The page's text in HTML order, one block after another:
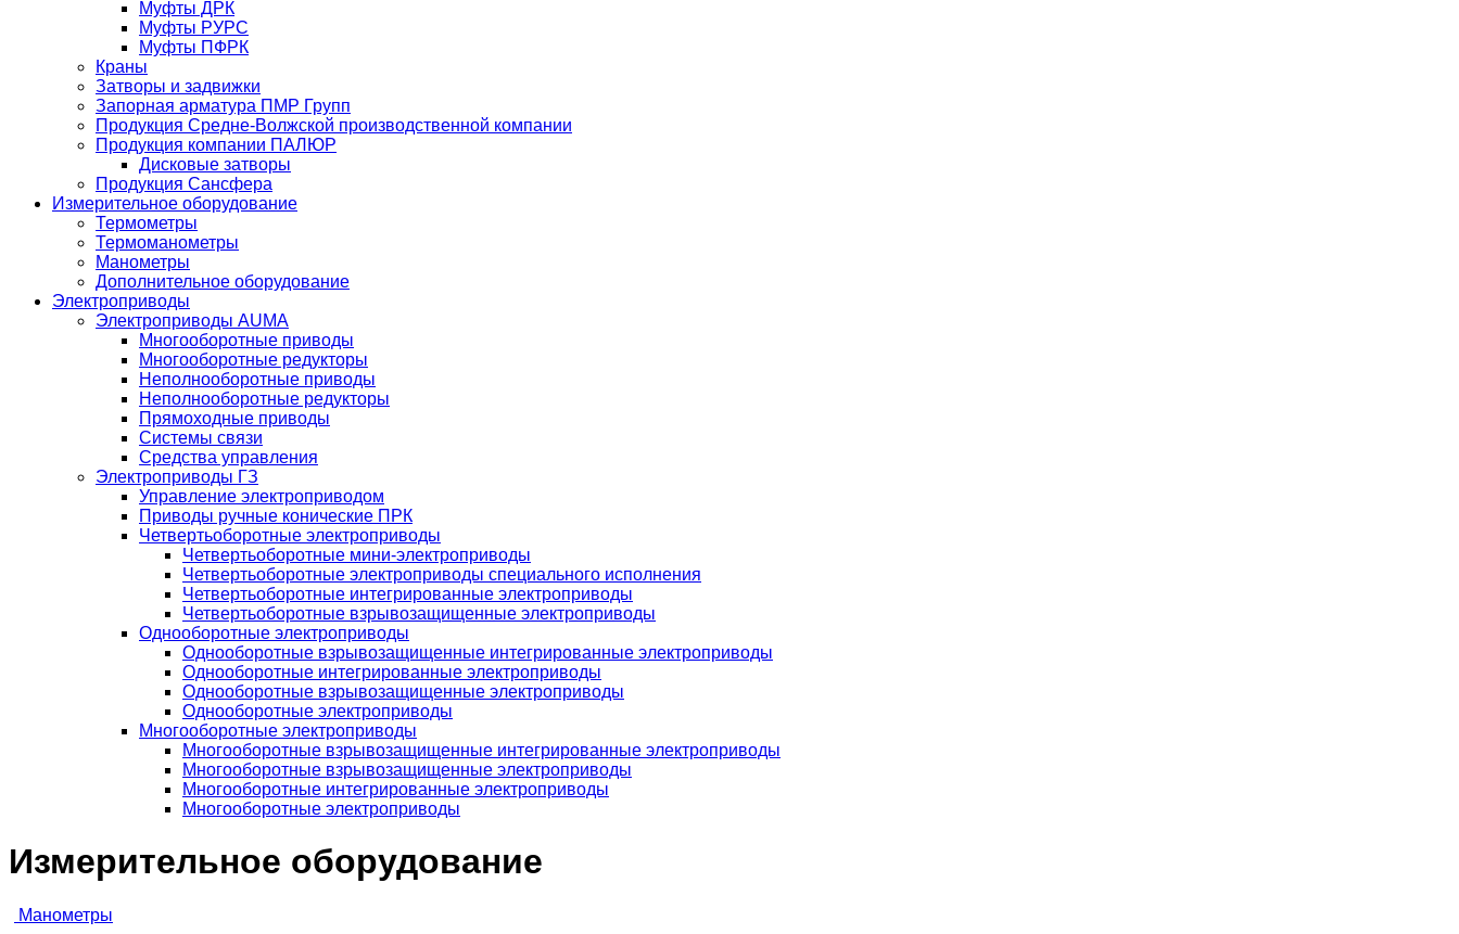
Муфты ДРК
Муфты РУРС
Муфты ПФРК
Краны
Затворы и задвижки
Запорная арматура ПМР Групп
Продукция Средне-Волжской производственной компании
Продукция компании ПАЛЮР
Дисковые затворы
Продукция Сансфера
Измерительное оборудование
Термометры
Термоманометры
Манометры
Дополнительное оборудование
Электроприводы
Электроприводы AUMA
Многооборотные приводы
Многооборотные редукторы
Неполнооборотные приводы
Неполнооборотные редукторы
Прямоходные приводы
Системы связи
Средства управления
Электроприводы ГЗ
Управление электроприводом
Приводы ручные конические ПРК
Четвертьоборотные электроприводы
Четвертьоборотные мини-электроприводы
Четвертьоборотные электроприводы специального исполнения
Четвертьоборотные интегрированные электроприводы
Четвертьоборотные взрывозащищенные электроприводы
Однооборотные электроприводы
Однооборотные взрывозащищенные интегрированные электроприводы
Однооборотные интегрированные электроприводы
Однооборотные взрывозащищенные электроприводы
Однооборотные электроприводы
Многооборотные электроприводы
Многооборотные взрывозащищенные интегрированные электроприводы
Многооборотные взрывозащищенные электроприводы
Многооборотные интегрированные электроприводы
Многооборотные электроприводы
Измерительное оборудование
Манометры